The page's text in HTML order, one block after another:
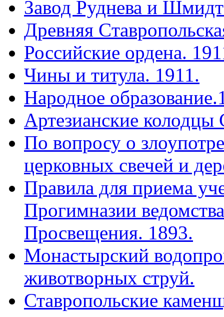
Завод Руднева и
Древняя
Российские ордена.
Чины и титула. 1911.
Народное
Артезианские колодцы
По вопросу о
церковных свечей и
Правила для приема
Прогимназии
Просвещения. 1893.
Монастырский
животворных струй.
Ставропольские